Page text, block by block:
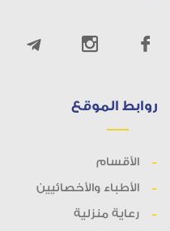
روابط الموقع
الأقسام
الأطباء والأخصائيين
رعاية منزلية